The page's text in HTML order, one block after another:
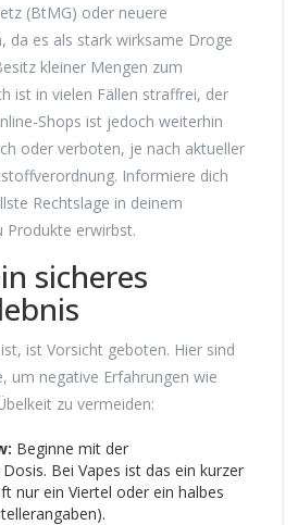
(BtMG) oder neuere
da es als stark wirksame Droge
kleiner Mengen zum
ist in vielen Fällen straffrei, der
Shops ist jedoch weiterhin
oder verboten, je nach aktueller
Informiere dich
Rechtslage in deinem
Produkte erwirbst.
sicheres
ist Vorsicht geboten. Hier sind
um negative Erfahrungen wie
zu vermeiden:
Beginne mit der
Bei Vapes ist das ein kurzer
nur ein Viertel oder ein halbes